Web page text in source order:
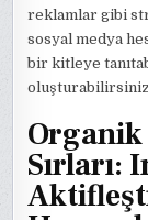
reklamlar gibi
sosyal medya
bir kitleye
Organik
Sırları: